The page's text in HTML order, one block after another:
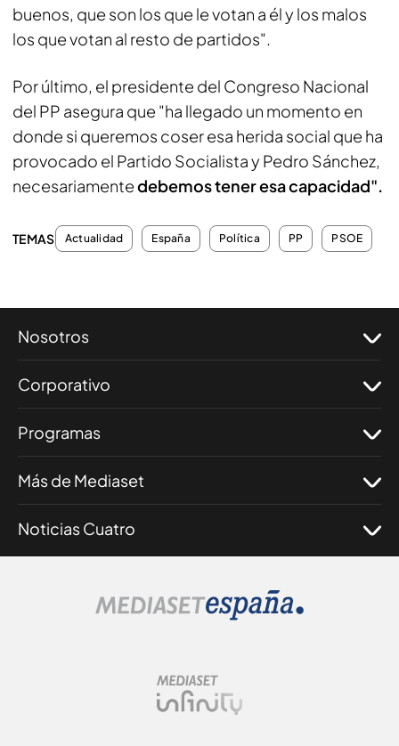
buenos, que son los que le votan a él y los malos
los que votan al resto de partidos".
Por último, el presidente del Congreso Nacional
del PP asegura que "ha llegado un momento en
donde si queremos coser esa herida social que ha
provocado el Partido Socialista y Pedro Sánchez,
necesariamentedebemos tener esa capacidad".
TEMAS Actualidad España Política PP PSOE
Nosotros
Corporativo
Programas
Más de Mediaset
Noticias Cuatro